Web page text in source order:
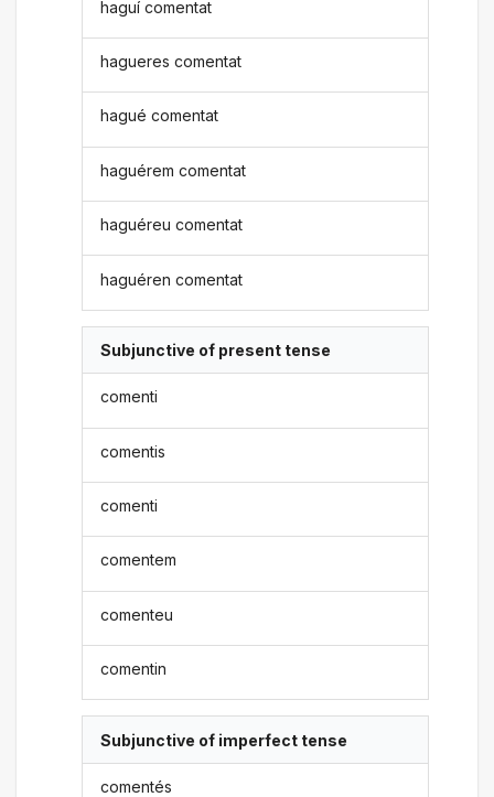
haguí comentat
hagueres comentat
hagué comentat
haguérem comentat
haguéreu comentat
haguéren comentat
Subjunctive of present tense
comenti
comentis
comenti
comentem
comenteu
comentin
Subjunctive of imperfect tense
comentés